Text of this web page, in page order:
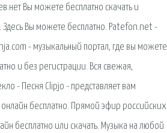
Вы можете бесплатно скачать и
Вы можете бесплатно. Patefon.net -
- музыкальный портал, где вы можете
и без регистрации. Вся свежая,
- Песня Clipjo - представляет вам
бесплатно. Прямой эфир российских
бесплатно или скачать. Музыка на любой